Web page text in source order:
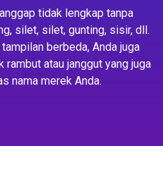
tidak lengkap tanpa
silet, silet, gunting, sisir, dll.
berbeda, Anda juga
atau janggut yang juga
nama merek Anda.